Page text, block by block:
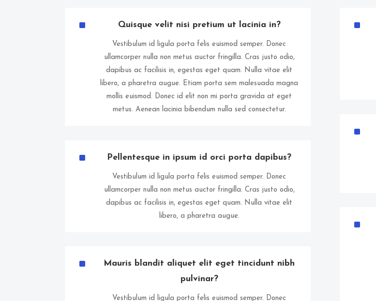
^ Quisque velit nisi pretium ut lacinia in?
Vestibulum id ligula porta felis euismod semper. Donec
ullamcorper nulla non metus auctor fringilla. Cras justo odio,
dapibus ac facilisis in, egestas eget quam. Nulla vitae elit
libero, a pharetra augue. Etiam porta sem malesuada magna
mollis euismod. Donec id elit non mi porta gravida at eget
metus. Aenean lacinia bibendum nulla sed consectetur.
^ Pellentesque in ipsum id orci porta dapibus?
Vestibulum id ligula porta felis euismod semper. Donec
ullamcorper nulla non metus auctor fringilla. Cras justo odio,
dapibus ac facilisis in, egestas eget quam. Nulla vitae elit
libero, a pharetra augue.
^
Mauris blandit aliquet elit eget tincidunt nibh
pulvinar?
Vestibulum id ligula porta felis euismod semper. Donec
^
^
^